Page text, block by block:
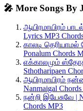
🎤 More Songs By
ஆயிரமாயிரம்
Lyrics MP3
காலடி தெரியாமல்
Ponalum Chords
எக்காலமும்
Sthotharipaen
ஆயிரமாயிரம்
Nanmaigal
நன்றி இயேசுவே |
Chords MP3